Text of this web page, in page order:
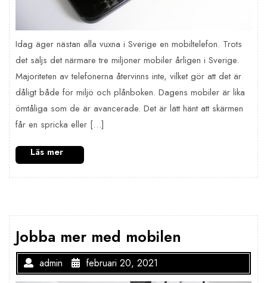
Idag äger nästan alla vuxna i Sverige en mobiltelefon. Trots
det säljs det närmare tre miljoner mobiler årligen i Sverige.
Majoriteten av telefonerna återvinns inte, vilket gör att det är
dåligt både för miljö och plånboken. Dagens mobiler är lika
ömtåliga som de är avancerade. Det är lätt hänt att skärmen
får en spricka eller […]
Jobba mer med mobilen
admin februari 20, 2021